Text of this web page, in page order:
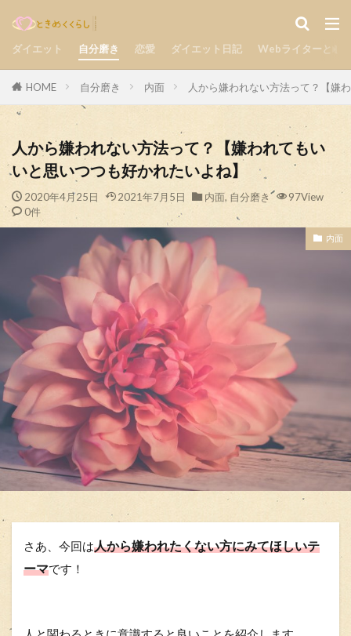
ダイエット 自分磨き 恋愛 ダイエット日記 Webライターとし
HOME 自分磨き 内面 人から嫌われない方法って？【嫌
人から嫌われない方法って？【嫌われてもい
いと思いつつも好かれたいよね】
2020年4月25日 2021年7月5日 内面, 自分磨き
97View
0件
内面
さあ、今回は人から嫌われたくない方にみてほしいテ
ーマです！
カテゴリー
検索